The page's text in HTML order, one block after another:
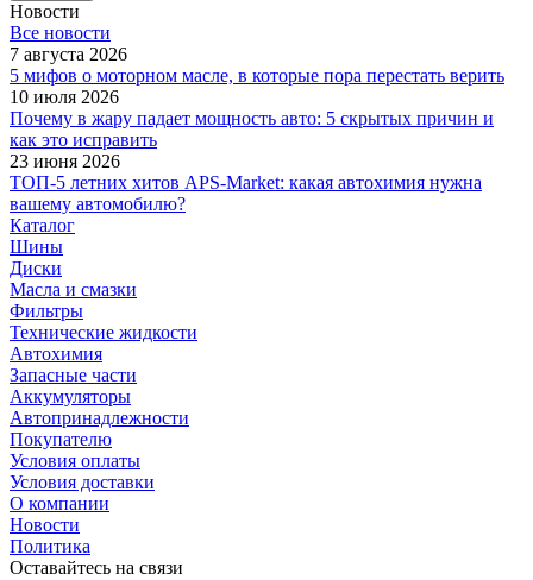
Новости
Все новости
7 августа 2026
5 мифов о моторном масле, в которые пора перестать верить
10 июля 2026
Почему в жару падает мощность авто: 5 скрытых причин и
как это исправить
23 июня 2026
ТОП-5 летних хитов APS-Market: какая автохимия нужна
вашему автомобилю?
Каталог
Шины
Диски
Масла и смазки
Фильтры
Технические жидкости
Автохимия
Запасные части
Аккумуляторы
Автопринадлежности
Покупателю
Условия оплаты
Условия доставки
О компании
Новости
Политика
Оставайтесь на связи